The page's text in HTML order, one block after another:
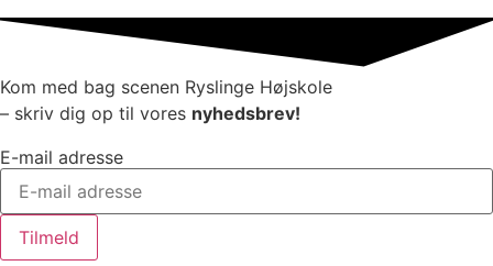
Kom med bag scenen Ryslinge Højskole
– skriv dig op til vores nyhedsbrev!
E-mail adresse
Tilmeld